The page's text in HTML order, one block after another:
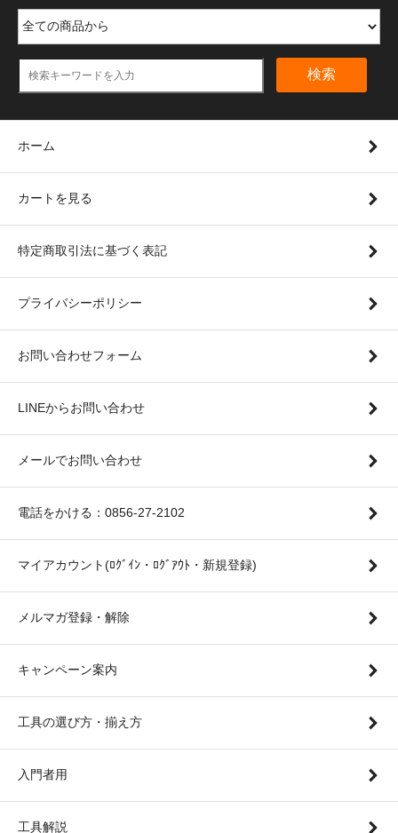
検索
ホーム
カートを見る
特定商取引法に基づく表記
プライバシーポリシー
お問い合わせフォーム
LINEからお問い合わせ
メールでお問い合わせ
電話をかける：0856-27-2102
マイアカウント(ﾛｸﾞｲﾝ・ﾛｸﾞｱｳﾄ・新規登録)
メルマガ登録・解除
キャンペーン案内
工具の選び方・揃え方
入門者用
工具解説